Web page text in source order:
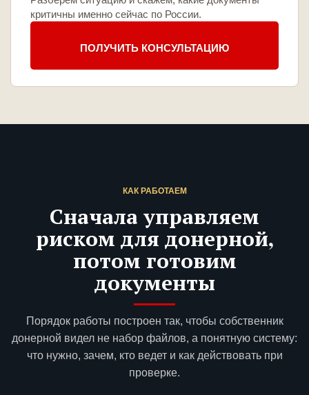
критичны именно сейчас по России.
ПОЛУЧИТЬ КОНСУЛЬТАЦИЮ
КАК РАБОТАЕМ
Сначала управляем
риском для донерной,
потом готовим
документы
Порядок работы построен так, чтобы собственник
донерной видел не набор файлов, а понятную систему:
что нужно, зачем, кто ведет и как действовать при
проверке.